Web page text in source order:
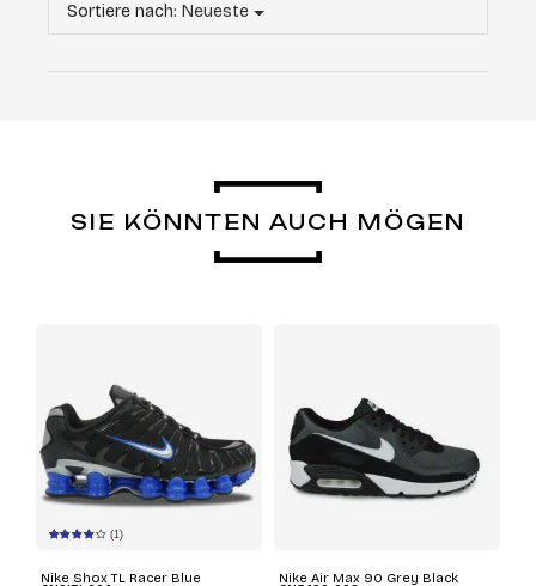
Sortiere nach: Neueste
SIE KÖNNTEN AUCH MÖGEN
(1)
Nike Shox TL Racer Blue Nike Air Max 90 Grey Black